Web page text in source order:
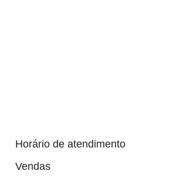
Horário de atendimento
Vendas